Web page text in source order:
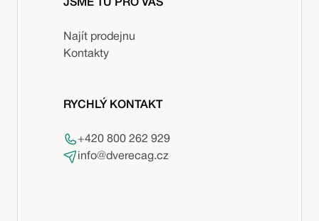
JSME TU PRO VÁS
Najít prodejnu
Kontakty
RYCHLÝ KONTAKT
+420 800 262 929
info@dverecag.cz